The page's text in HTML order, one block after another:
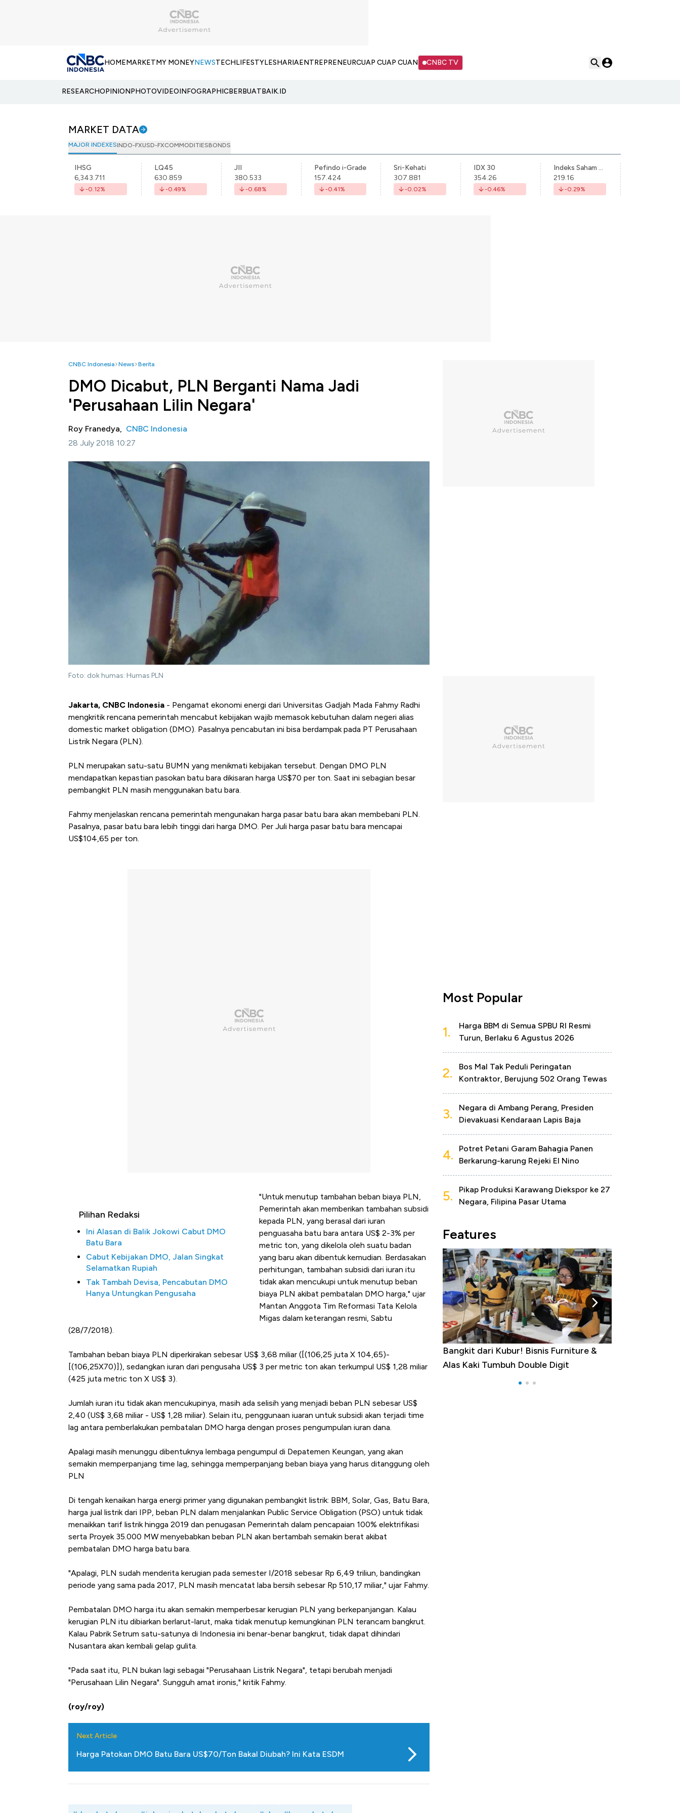
HOMEMARKETMY MONEYNEWSTECHLIFESTYLESHARIAENTREPRENEURCUAP CUAP CUAN CNBC TV
RESEARCHOPINIONPHOTOVIDEOINFOGRAPHICBERBUATBAIK.ID
MARKET DATA
MAJOR INDEXESINDO-FXUSD-FXCOMMODITIESBONDS
IHSG
6,343.711
-0.12%
LQ45
630.859
-0.49%
JII
380.533
-0.68%
Pefindo i-Grade
157.424
-0.41%
Sri-Kehati
307.881
-0.02%
IDX 30
354.26
-0.46%
Indeks Saham Syariah Indonesia
219.16
-0.29%
CNBC Indonesia News Berita
DMO Dicabut, PLN Berganti Nama Jadi
'Perusahaan Lilin Negara'
Roy Franedya, CNBC Indonesia
28 July 2018 10:27
Foto: dok humas: Humas PLN
Jakarta, CNBC Indonesia - Pengamat ekonomi energi dari Universitas Gadjah Mada Fahmy Radhi
mengkritik rencana pemerintah mencabut kebijakan wajib memasok kebutuhan dalam negeri alias
domestic market obligation (DMO). Pasalnya pencabutan ini bisa berdampak pada PT Perusahaan
Listrik Negara (PLN).
PLN merupakan satu-satu BUMN yang menikmati kebijakan tersebut. Dengan DMO PLN
mendapatkan kepastian pasokan batu bara dikisaran harga US$70 per ton. Saat ini sebagian besar
pembangkit PLN masih menggunakan batu bara.
Fahmy menjelaskan rencana pemerintah mengunakan harga pasar batu bara akan membebani PLN.
Pasalnya, pasar batu bara lebih tinggi dari harga DMO. Per Juli harga pasar batu bara mencapai
US$104,65 per ton.
Pilihan Redaksi
Ini Alasan di Balik Jokowi Cabut DMO
Batu Bara
Cabut Kebijakan DMO, Jalan Singkat
Selamatkan Rupiah
Tak Tambah Devisa, Pencabutan DMO
Hanya Untungkan Pengusaha
"Untuk menutup tambahan beban biaya PLN,
Pemerintah akan memberikan tambahan subsidi
kepada PLN, yang berasal dari iuran
penguasaha batu bara antara US$ 2-3% per
metric ton, yang dikelola oleh suatu badan
yang baru akan dibentuk kemudian. Berdasakan
perhitungan, tambahan subsidi dari iuran itu
tidak akan mencukupi untuk menutup beban
biaya PLN akibat pembatalan DMO harga," ujar
Mantan Anggota Tim Reformasi Tata Kelola
Migas dalam keterangan resmi, Sabtu
(28/7/2018).
Tambahan beban biaya PLN diperkirakan sebesar US$ 3,68 miliar ([(106,25 juta X 104,65)-
[(106,25X70)]), sedangkan iuran dari pengusaha US$ 3 per metric ton akan terkumpul US$ 1,28 miliar
(425 juta metric ton X US$ 3).
Jumlah iuran itu tidak akan mencukupinya, masih ada selisih yang menjadi beban PLN sebesar US$
2,40 (US$ 3,68 miliar - US$ 1,28 miliar). Selain itu, penggunaan iuaran untuk subsidi akan terjadi time
lag antara pemberlakukan pembatalan DMO harga dengan proses pengumpulan iuran dana.
Apalagi masih menunggu dibentuknya lembaga pengumpul di Depatemen Keungan, yang akan
semakin memperpanjang time lag, sehingga memperpanjang beban biaya yang harus ditanggung oleh
PLN
Di tengah kenaikan harga energi primer yang digunakan pembangkit listrik: BBM, Solar, Gas, Batu Bara,
harga jual listrik dari IPP, beban PLN dalam menjalankan Public Service Obligation (PSO) untuk tidak
menaikkan tarif listrik hingga 2019 dan penugasan Pemerintah dalam pencapaian 100% elektrifikasi
serta Proyek 35.000 MW menyebabkan beban PLN akan bertambah semakin berat akibat
pembatalan DMO harga batu bara.
"Apalagi, PLN sudah menderita kerugian pada semester I/2018 sebesar Rp 6,49 triliun, bandingkan
periode yang sama pada 2017, PLN masih mencatat laba bersih sebesar Rp 510,17 miliar," ujar Fahmy.
Pembatalan DMO harga itu akan semakin memperbesar kerugian PLN yang berkepanjangan. Kalau
kerugian PLN itu dibiarkan berlarut-larut, maka tidak menutup kemungkinan PLN terancam bangkrut.
Kalau Pabrik Setrum satu-satunya di Indonesia ini benar-benar bangkrut, tidak dapat dihindari
Nusantara akan kembali gelap gulita.
"Pada saat itu, PLN bukan lagi sebagai "Perusahaan Listrik Negara", tetapi berubah menjadi
"Perusahaan Lilin Negara". Sungguh amat ironis," kritik Fahmy.
(roy/roy)
Next Article
Harga Patokan DMO Batu Bara US$70/Ton Bakal Diubah? Ini Kata ESDM
Most Popular
1.
Harga BBM di Semua SPBU RI Resmi
Turun, Berlaku 6 Agustus 2026
2.
Bos Mal Tak Peduli Peringatan
Kontraktor, Berujung 502 Orang Tewas
3.
Negara di Ambang Perang, Presiden
Dievakuasi Kendaraan Lapis Baja
4.
Potret Petani Garam Bahagia Panen
Berkarung-karung Rejeki El Nino
5.
Pikap Produksi Karawang Diekspor ke 27
Negara, Filipina Pasar Utama
Features
Bangkit dari Kubur! Bisnis Furniture &
Alas Kaki Tumbuh Double Digit